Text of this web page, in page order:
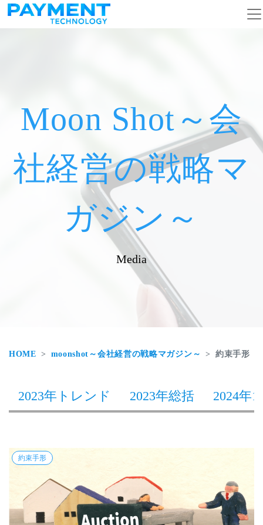
コンテンツへスキップ
メインナビゲーション
Moon Shot～会
社経営の戦略マ
ガジン～
Media
HOME moonshot～会社経営の戦略マガジン～ 約束手形
2023年トレンド 2023年総括 2024年1
約束手形